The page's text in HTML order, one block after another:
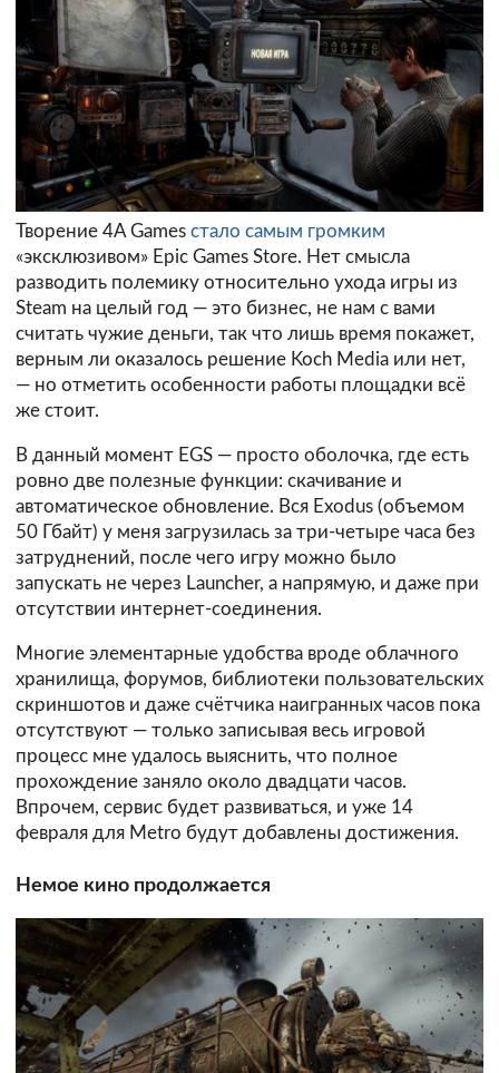
Творение 4A Games стало самым громким
«эксклюзивом» Epic Games Store. Нет смысла
разводить полемику относительно ухода игры из
Steam на целый год — это бизнес, не нам с вами
считать чужие деньги, так что лишь время покажет,
верным ли оказалось решение Koch Media или нет,
— но отметить особенности работы площадки всё
же стоит.
В данный момент EGS — просто оболочка, где есть
ровно две полезные функции: скачивание и
автоматическое обновление. Вся Exodus (объемом
50 Гбайт) у меня загрузилась за три-четыре часа без
затруднений, после чего игру можно было
запускать не через Launcher, а напрямую, и даже при
отсутствии интернет-соединения.
Многие элементарные удобства вроде облачного
хранилища, форумов, библиотеки пользовательских
скриншотов и даже счётчика наигранных часов пока
отсутствуют — только записывая весь игровой
процесс мне удалось выяснить, что полное
прохождение заняло около двадцати часов.
Впрочем, сервис будет развиваться, и уже 14
февраля для Metro будут добавлены достижения.
Немое кино продолжается